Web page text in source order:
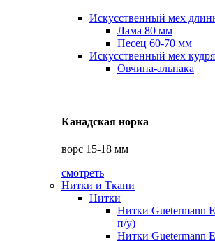
Искусственный мех
Лама 80 мм
Песец 60-70 мм
Искусственный мех
Овчина-альпака
Канадская норка
ворс 15-18 мм
смотреть
Нитки и Ткани
Нитки
Нитки Guetermann
п/у)
Нитки Guetermann